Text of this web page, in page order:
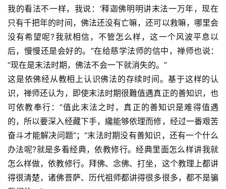
我的看法不一样，我说：‘释迦佛明明讲末法一万年，现在
只有千把年的时间，佛法还没有亡嘛，还可以救嘛，哪里会
没有希望呢?我就相信，不管怎么样，这一个风波平息以
后，慢慢还是会好的。”在给慈学法师的信中，禅师也说：
“现在是末法时期，佛法不会一下就消失的。”
这是依佛经从教相上认识佛法的存续时间。基于这样的认
识，禅师还认为，即使末法时期很難值遇真正的善知识，也
可依教奉行：“值此末法之时，真正的善知识是难得值遇
的，所以要深入经藏下手，纔能够依理而修，经过一番艰苦
奋斗才能解决问题”；“末法时期没有善知识，还有一个什么
办法呢?就是多看经典，依教修行。经典里面怎么样讲我就
怎么样做，依教修行。拜佛、念佛、打坐，这个教理上都讲
得很清楚，诸佛菩萨、历代祖师都讲得很多很多，都不是骗